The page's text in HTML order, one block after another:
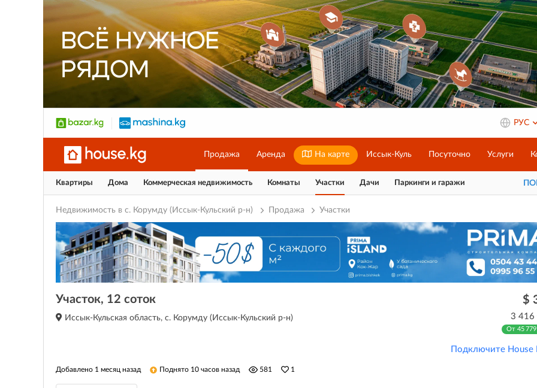
РУС
Продажа Аренда На карте Иссык-Куль Посуточно Услуги
Квартиры Дома Коммерческая недвижимость Комнаты Участки Дачи Паркинги и гаражи
Недвижимость в с. Корумду (Иссык-Кульский р-н) Продажа Участки
Участок, 12 соток
Иссык-Кульская область, с. Корумду (Иссык-Кульский р-н)
$
3 416
От 45
Подключите House
Добавлено 1 месяц назад Поднято 10 часов назад 581 1